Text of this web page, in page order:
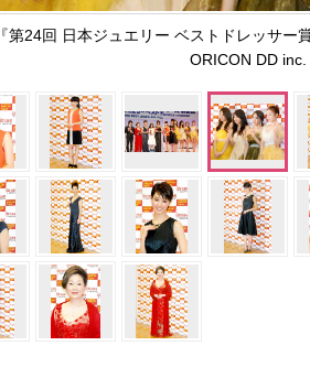
『第24回 日本ジュエリー ベストドレッサー
ORICON DD inc.